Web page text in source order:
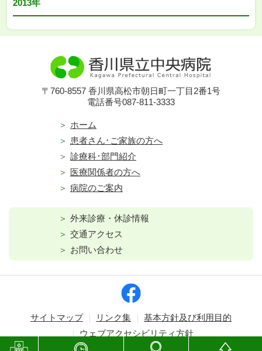
2013年
〒760-8557 香川県高松市朝日町一丁目2番1号
電話番号087-811-3333
ホーム
患者さん･ご家族の方へ
診療科･部門紹介
医療関係者の方へ
病院のご案内
外来診療・休診情報
交通アクセス
お問い合わせ
サイトマップ リンク集
基本方針及び利用目的
ウェブアクセシビリティ方針
Copyright © Kagawa Prefectural Central Hospital. All rights reserved.